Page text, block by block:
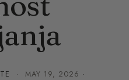
· MAY 19, 2026 ·